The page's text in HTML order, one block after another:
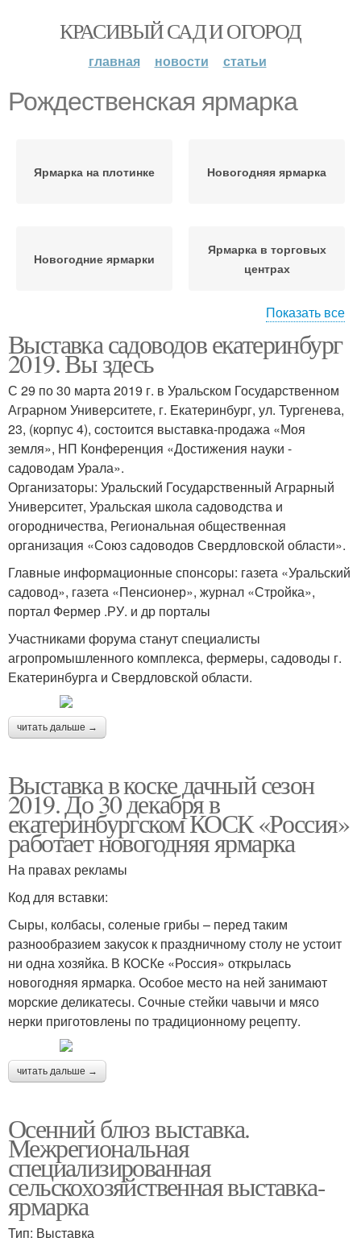
КРАСИВЫЙ САД И ОГОРОД
главная новости статьи
Рождественская ярмарка
Ярмарка на плотинке Новогодняя ярмарка
Новогодние ярмарки
Ярмарка в торговых
центрах
Ярмарка для садоводов
Сельскохозяйственная
ярмарка
Ярмарка в
екатеринбурге
Сельскохозяйственные
ярмарки
Садовая ярмарка Ярмарка в коск
Православная ярмарка
Показать все
Выставка садоводов екатеринбург
2019. Вы здесь
С 29 по 30 марта 2019 г. в Уральском Государственном
Аграрном Университете, г. Екатеринбург, ул. Тургенева,
23, (корпус 4), состоится выставка-продажа «Моя
земля», НП Конференция «Достижения науки -
садоводам Урала».
Организаторы: Уральский Государственный Аграрный
Университет, Уральская школа садоводства и
огородничества, Региональная общественная
организация «Союз садоводов Свердловской области».
Главные информационные спонсоры: газета «Уральский
садовод», газета «Пенсионер», журнал «Стройка»,
портал Фермер .РУ. и др порталы
Участниками форума станут специалисты
агропромышленного комплекса, фермеры, садоводы г.
Екатеринбурга и Свердловской области.
читать дальше →
Выставка в коске дачный сезон
2019. До 30 декабря в
екатеринбургском КОСК «Россия»
работает новогодняя ярмарка
На правах рекламы
Код для вставки:
Сыры, колбасы, соленые грибы – перед таким
разнообразием закусок к праздничному столу не устоит
ни одна хозяйка. В КОСКе «Россия» открылась
новогодняя ярмарка. Особое место на ней занимают
морские деликатесы. Сочные стейки чавычи и мясо
нерки приготовлены по традиционному рецепту.
читать дальше →
Осенний блюз выставка.
Межрегиональная
специализированная
сельскохозяйственная выставка-
ярмарка
Тип: Выставка